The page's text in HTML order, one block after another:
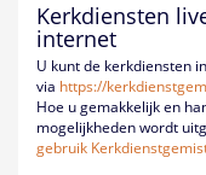
Kerkdiensten
internet
U kunt de kerkdiensten
via https://
Hoe u gemakkelijk en
mogelijkheden wordt
gebruik